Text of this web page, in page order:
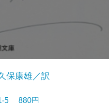
保康雄／訳
5 880円